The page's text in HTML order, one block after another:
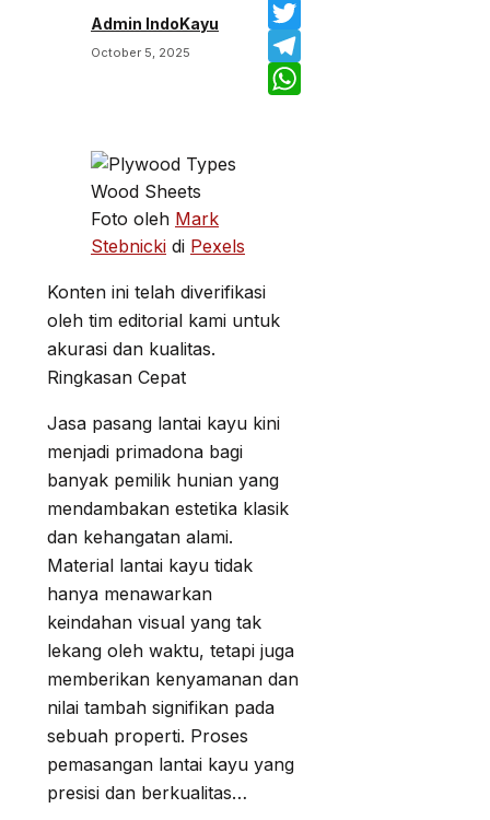
Admin IndoKayu
October 5, 2025
Facebook
Twitter
Telegram
Foto oleh Mark
Stebnicki di Pexels
Konten ini telah diverifikasi
oleh tim editorial kami untuk
akurasi dan kualitas.
Ringkasan Cepat
Jasa pasang lantai kayu kini
menjadi primadona bagi
banyak pemilik hunian yang
mendambakan estetika klasik
dan kehangatan alami.
Material lantai kayu tidak
hanya menawarkan
keindahan visual yang tak
lekang oleh waktu, tetapi juga
memberikan kenyamanan dan
nilai tambah signifikan pada
sebuah properti. Proses
pemasangan lantai kayu yang
presisi dan berkualitas…